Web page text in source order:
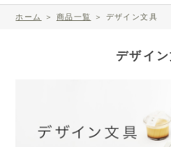
ホーム ＞ 商品一覧 ＞ デザイン文具
デザイ